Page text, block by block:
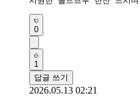
0
1
답글 쓰기
2026.05.13 02:21